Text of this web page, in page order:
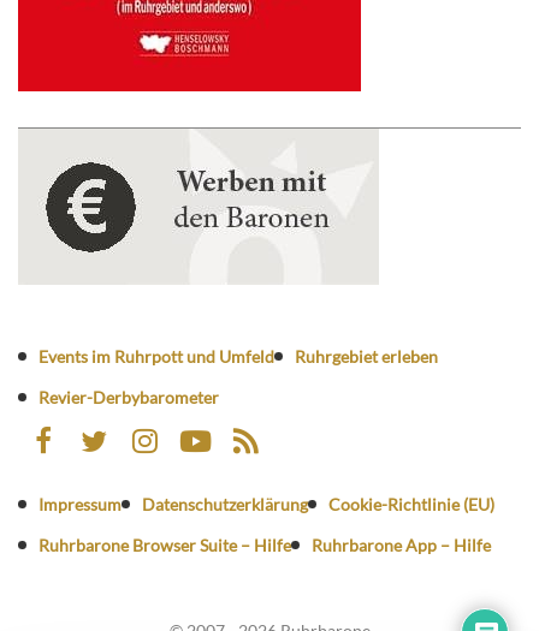
Events im Ruhrpott und Umfeld
Ruhrgebiet erleben
Revier-Derbybarometer
Impressum Datenschutzerklärung
Cookie-Richtlinie (EU)
Ruhrbarone Browser Suite – Hilfe
Ruhrbarone App – Hilfe